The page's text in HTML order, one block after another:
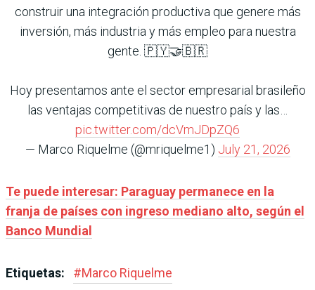
construir una integración productiva que genere más
inversión, más industria y más empleo para nuestra
gente. 🇵🇾🤝🇧🇷
Hoy presentamos ante el sector empresarial brasileño
las ventajas competitivas de nuestro país y las…
pic.twitter.com/dcVmJDpZQ6
— Marco Riquelme (@mriquelme1) July 21, 2026
Te puede interesar: Paraguay permanece en la
franja de países con ingreso mediano alto, según el
Banco Mundial
Etiquetas: #Marco Riquelme